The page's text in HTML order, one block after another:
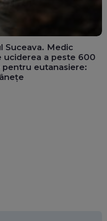
Suceava. Medic
uciderea a peste 600
eutanasiere: